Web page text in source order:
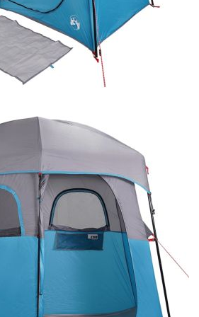
ще можете да изберете броя
е с информационна цел.
количката си с бутона "Добави в
ще можете да изберете броя
всъщност NewPay плаща
Вас. Вие я получавате и
да я платите към тях:
момента на изпращане на
За покупки на стойност до
Заплащате 20% от стойността на
с карта. Останалата сума се
вноски без оскъпяване. За
до 1000 лв. / €511.31
Стойността на поръчката се
месечни вноски с оскъпяване. За
до 2000 лв. / €1022.61